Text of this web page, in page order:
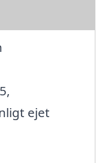
ejet